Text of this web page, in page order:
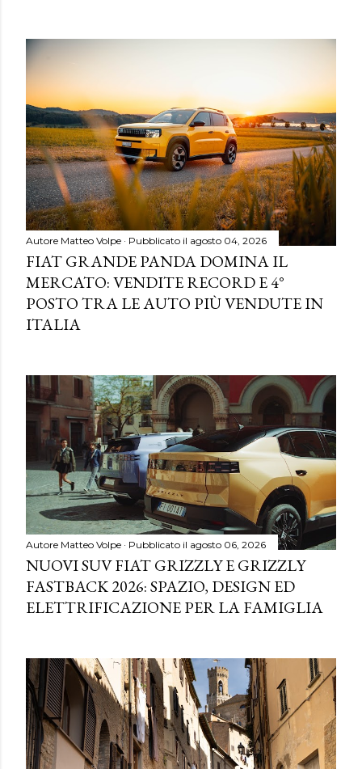
Autore Matteo Volpe Pubblicato il agosto 04, 2026
FIAT GRANDE PANDA DOMINA IL
MERCATO: VENDITE RECORD E 4°
POSTO TRA LE AUTO PIÙ VENDUTE IN
ITALIA
Autore Matteo Volpe Pubblicato il agosto 06, 2026
NUOVI SUV FIAT GRIZZLY E GRIZZLY
FASTBACK 2026: SPAZIO, DESIGN ED
ELETTRIFICAZIONE PER LA FAMIGLIA